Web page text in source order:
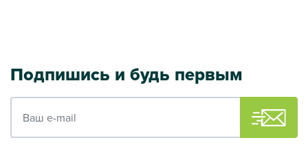
Подпишись и будь первым